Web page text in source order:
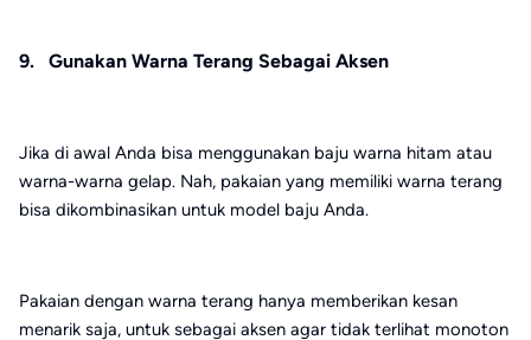
9. Gunakan Warna Terang Sebagai Aksen
Jika di awal Anda bisa menggunakan baju warna hitam atau
warna-warna gelap. Nah, pakaian yang memiliki warna terang
bisa dikombinasikan untuk model baju Anda.
Pakaian dengan warna terang hanya memberikan kesan
menarik saja, untuk sebagai aksen agar tidak terlihat monoton